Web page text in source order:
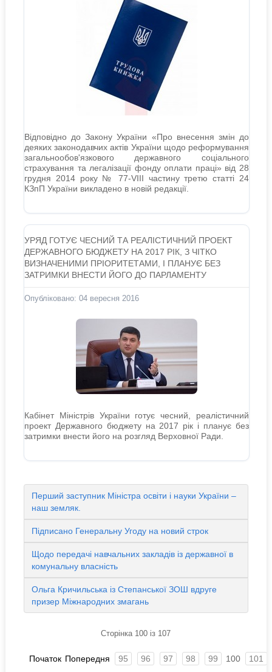
Відповідно до Закону України «Про внесення змін до
деяких законодавчих актів України щодо реформування
загальнообов'язкового державного соціального
страхування та легалізації фонду оплати праці» від 28
грудня 2014 року № 77-VIII частину третю статті 24
КЗпП України викладено в новій редакції.
УРЯД ГОТУЄ ЧЕСНИЙ ТА РЕАЛІСТИЧНИЙ ПРОЕКТ
ДЕРЖАВНОГО БЮДЖЕТУ НА 2017 РІК, З ЧІТКО
ВИЗНАЧЕНИМИ ПРІОРИТЕТАМИ, І ПЛАНУЄ БЕЗ
ЗАТРИМКИ ВНЕСТИ ЙОГО ДО ПАРЛАМЕНТУ
Опубліковано: 04 вересня 2016
Кабінет Міністрів України готує чесний, реалістичний
проект Державного бюджету на 2017 рік і планує без
затримки внести його на розгляд Верховної Ради.
Перший заступник Міністра освіти і науки України –
наш земляк.
Підписано Генеральну Угоду на новий строк
Щодо передачі навчальних закладів із державної в
комунальну власність
Ольга Кричильська із Степанської ЗОШ вдруге
призер Міжнародних змагань
Сторінка 100 із 107
Початок Попередня 95 96 97 98 99 100 101